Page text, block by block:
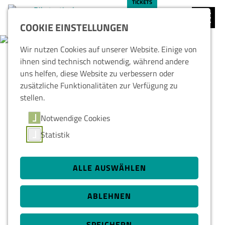
TICKETS
ÜBERNACHTUNG
REGION
ERLEBNISREGION
ERZGEBIRGE
NATUR, BEWEGUNG UND
AUSFLUGSZIELE RUND
UM DEN RABENBERG
Mitten imErzgebirge, nahe der deutsch-tschechischen
Grenze, liegt rund umden Rabenberg eine der
abwechslungsreichsten Aktivregionen Sachsens.
SanfteHöhenzüge, dichte Wälder und weite Ausblicke
prägen die Landschaft und bietenideale Bedingungen für
COOKIE EINSTELLUNGEN
Wir nutzen Cookies auf unserer Website. Einige von
ihnen sind technisch notwendig, während andere
uns helfen, diese Website zu verbessern oder
zusätzliche Funktionalitäten zur Verfügung zu
stellen.
Notwendige Cookies
Statistik
ALLE AUSWÄHLEN
ABLEHNEN